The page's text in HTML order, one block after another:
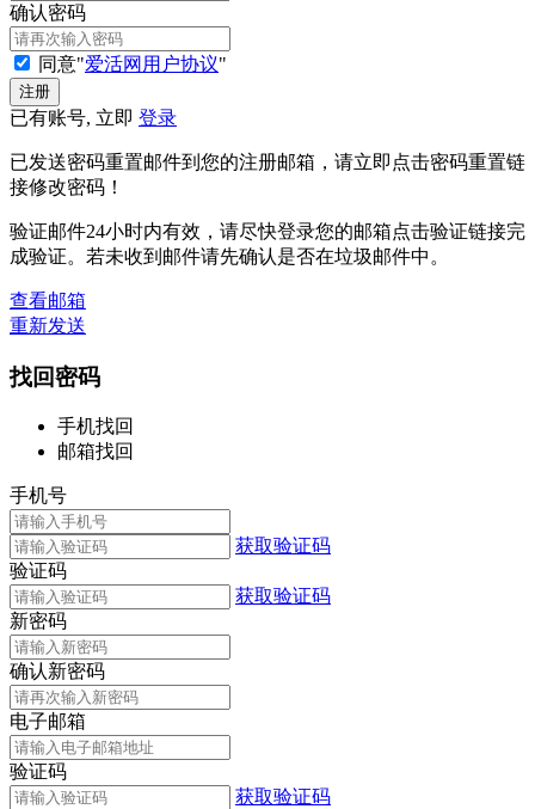
确认密码
同意"爱活网用户协议"
已有账号, 立即 登录
已发送密码重置邮件到您的注册邮箱，请立即点击密码重置链
接修改密码！
验证邮件24小时内有效，请尽快登录您的邮箱点击验证链接完
成验证。若未收到邮件请先确认是否在垃圾邮件中。
查看邮箱
重新发送
找回密码
手机找回
邮箱找回
手机号
获取验证码
验证码
获取验证码
新密码
确认新密码
电子邮箱
验证码
获取验证码